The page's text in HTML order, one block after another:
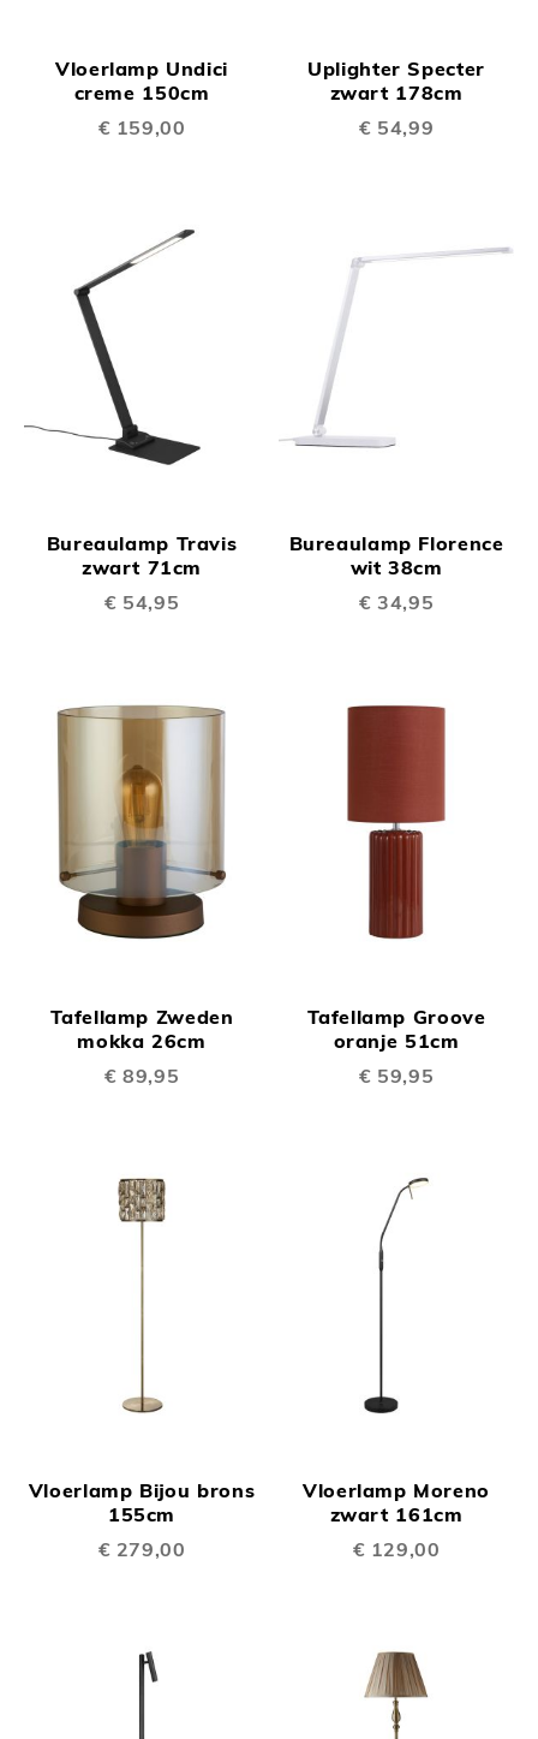
Vloerlamp Undici
creme 150cm
€ 159,00
Uplighter Specter
zwart 178cm
€ 54,99
Bureaulamp Travis
zwart 71cm
€ 54,95
Bureaulamp Florence
wit 38cm
€ 34,95
Tafellamp Zweden
mokka 26cm
€ 89,95
Tafellamp Groove
oranje 51cm
€ 59,95
Vloerlamp Bijou brons
155cm
€ 279,00
Vloerlamp Moreno
zwart 161cm
€ 129,00